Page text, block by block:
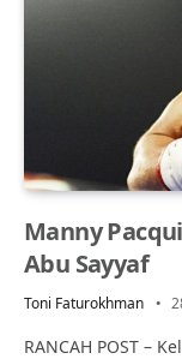
Manny
Abu Sayyaf
Toni Faturokhman
RANCAH POST –